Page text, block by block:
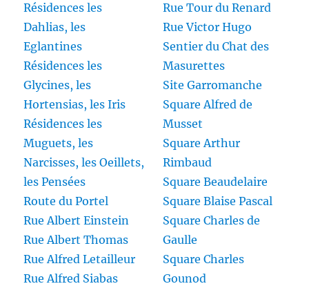
Résidences les
Dahlias, les
Eglantines
Résidences les
Glycines, les
Hortensias, les Iris
Résidences les
Muguets, les
Narcisses, les Oeillets,
les Pensées
Route du Portel
Rue Albert Einstein
Rue Albert Thomas
Rue Alfred Letailleur
Rue Alfred Siabas
Rue Tour du Renard
Rue Victor Hugo
Sentier du Chat des
Masurettes
Site Garromanche
Square Alfred de
Musset
Square Arthur
Rimbaud
Square Beaudelaire
Square Blaise Pascal
Square Charles de
Gaulle
Square Charles
Gounod